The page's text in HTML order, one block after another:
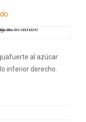
al azúcar
inferior derecho.